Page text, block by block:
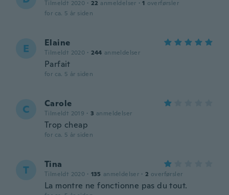
Tilmeldt 2020 · 22 anmeldelser · 1 overførsler
for ca. 5 år siden
E Elaine
Tilmeldt 2020 · 244 anmeldelser
Parfait
for ca. 5 år siden
C Carole
Tilmeldt 2019 · 3 anmeldelser
Trop cheap
for ca. 5 år siden
T Tina
Tilmeldt 2020 · 135 anmeldelser · 2 overførsler
La montre ne fonctionne pas du tout.